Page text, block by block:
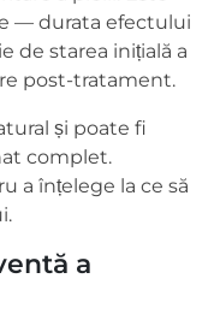
— durata efectului
de starea inițială a
post-tratament.
și poate fi
complet.
a înțelege la ce să
a